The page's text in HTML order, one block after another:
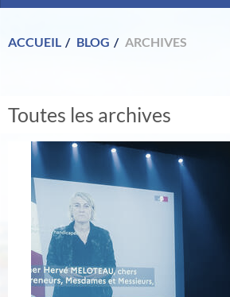
ACCUEIL BLOG ARCHIVES
Toutes les archives